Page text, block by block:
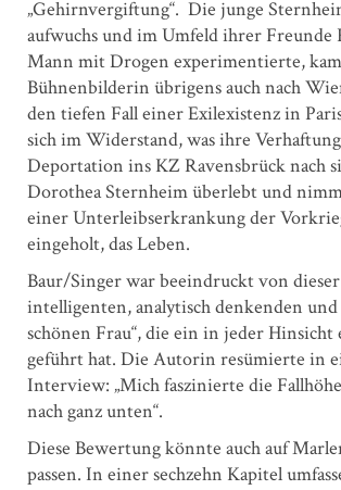
„Gehirnvergiftung“. Die junge
aufwuchs und im Umfeld ihrer Freunde
Mann mit Drogen experimentierte,
Bühnenbilderin übrigens auch nach
den tiefen Fall einer Exilexistenz in
sich im Widerstand, was ihre
Deportation ins KZ Ravensbrück nach
Dorothea Sternheim überlebt und
einer Unterleibserkrankung der
eingeholt, das Leben.
Baur/Singer war beeindruckt von dieser
intelligenten, analytisch denkenden
schönen Frau“, die ein in jeder Hinsicht
geführt hat. Die Autorin resümierte in
Interview: „Mich faszinierte die
nach ganz unten“.
Diese Bewertung könnte auch auf
passen. In einer sechzehn Kapitel